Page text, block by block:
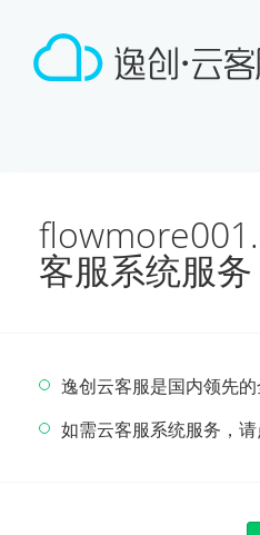
客服系统服
逸创云客服是国内领先的
如需云客服系统服务，请